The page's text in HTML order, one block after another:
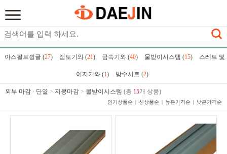
아스팔트슁글 (27) 점토기와 (21) 금속기와 (40) 물받이시스템 (15) 스레트 및
이지기와 (1) 방수시트 (2)
외부 마감 · 단열 > 지붕마감 > 물받이시스템 (총 15개 상품)
인기상품순 신상품순 높은가격순 낮은가격순